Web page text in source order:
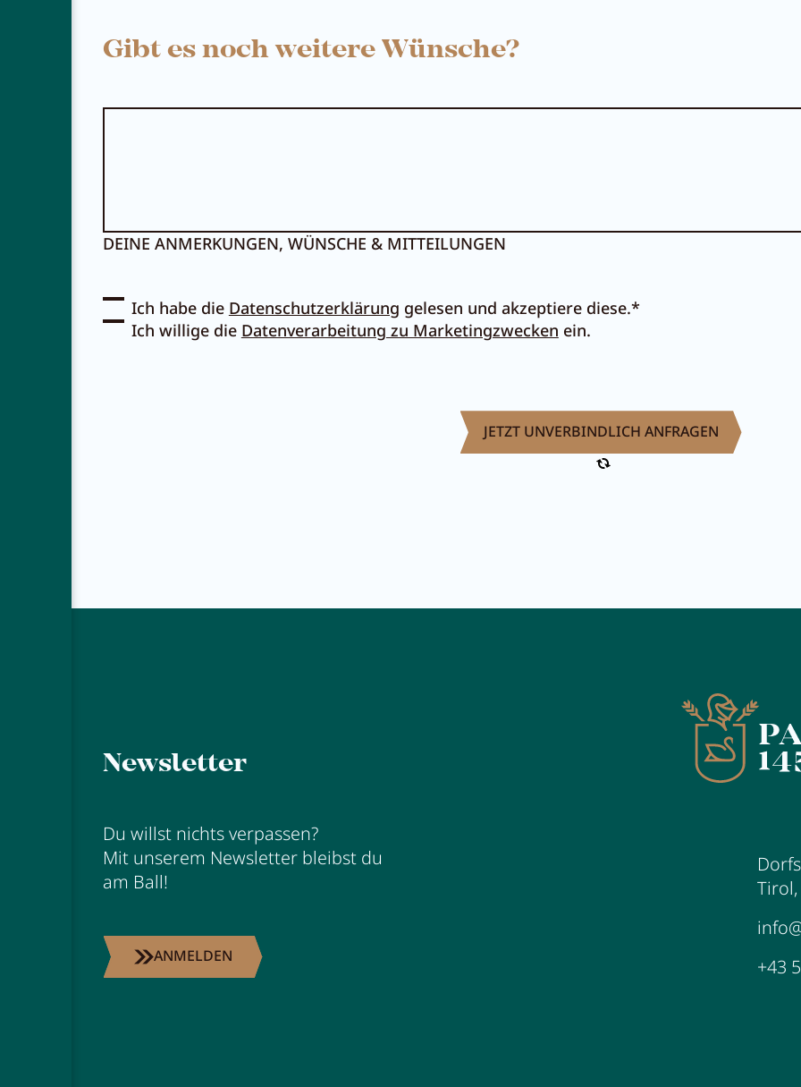
Gibt es noch weitere Wünsche?
DEINE ANMERKUNGEN, WÜNSCHE & MITTEILUNGEN
Ich habe die Datenschutzerklärung gelesen und akzeptiere diese.*
Ich willige die Datenverarbeitung zu Marketingzwecken ein.
Newsletter
Du willst nichts verpassen?
Mit unserem Newsletter bleibst du
am Ball!
ANMELDEN
Tirol,
+43